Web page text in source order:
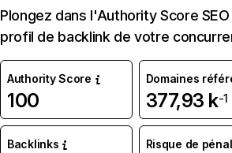
Plongez dans l'Authority Score
profil de backlink de votre
Authority Score
100
Domaines
377,93 k-1
Backlinks
Risque de